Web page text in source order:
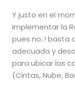
Y justo en el
implementar la
pues no..! basta
adecuada y
para ubicar las
(Cintas, Nube,